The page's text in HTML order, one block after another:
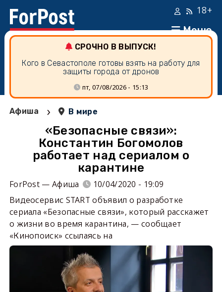
Меню
18+
СРОЧНО В ВЫПУСК!
Кого в Севастополе готовы взять на работу для
защиты города от дронов
пт, 07/08/2026 - 15:13
Афиша › В мире
«Безопасные связи»:
Константин Богомолов
работает над сериалом о
карантине
ForPost — Афиша
10/04/2020 - 19:09
Видеосервис START объявил о разработке
сериала «Безопасные связи», который расскажет
о жизни во время карантина, — сообщает
«Кинопоиск» ссылаясь на